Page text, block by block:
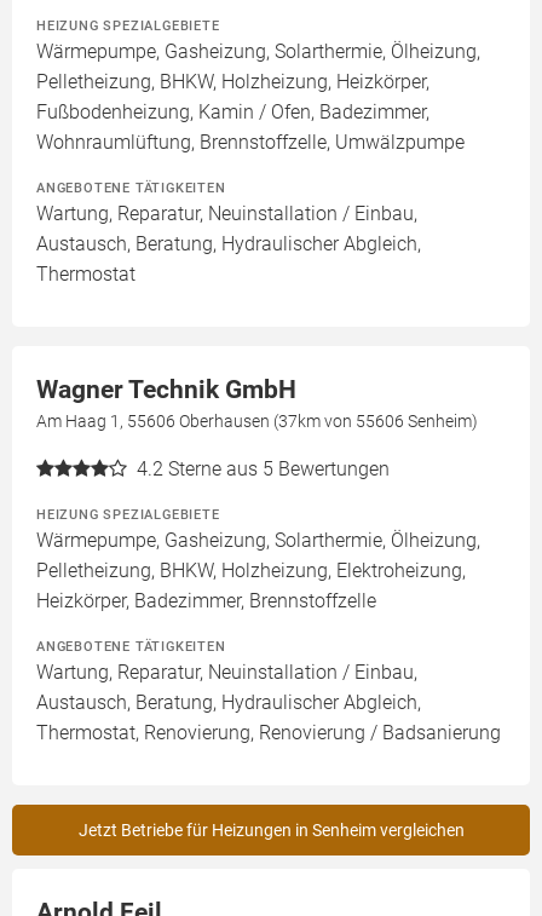
HEIZUNG SPEZIALGEBIETE
Wärmepumpe, Gasheizung, Solarthermie, Ölheizung,
Pelletheizung, BHKW, Holzheizung, Heizkörper,
Fußbodenheizung, Kamin / Ofen, Badezimmer,
Wohnraumlüftung, Brennstoffzelle, Umwälzpumpe
ANGEBOTENE TÄTIGKEITEN
Wartung, Reparatur, Neuinstallation / Einbau,
Austausch, Beratung, Hydraulischer Abgleich,
Thermostat
Wagner Technik GmbH
Am Haag 1, 55606 Oberhausen (37km von 55606 Senheim)
4.2 Sterne aus 5 Bewertungen
HEIZUNG SPEZIALGEBIETE
Wärmepumpe, Gasheizung, Solarthermie, Ölheizung,
Pelletheizung, BHKW, Holzheizung, Elektroheizung,
Heizkörper, Badezimmer, Brennstoffzelle
ANGEBOTENE TÄTIGKEITEN
Wartung, Reparatur, Neuinstallation / Einbau,
Austausch, Beratung, Hydraulischer Abgleich,
Thermostat, Renovierung, Renovierung / Badsanierung
Jetzt Betriebe für Heizungen in Senheim vergleichen